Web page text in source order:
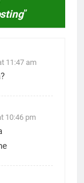
”
11:47 am
10:46 pm